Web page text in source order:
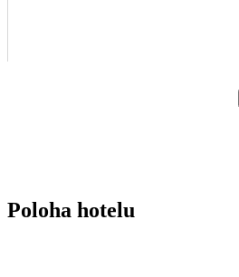
Poloha hotelu